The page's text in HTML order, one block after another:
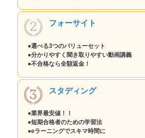
フォーサイト
●選べる3つのバリューセット
●分かりやすく聞き取りやすい動画講義
●不合格なら全額返金！
スタディング
●業界最安値！！
●短期合格者のための学習法
●eラーニングでスキマ時間に